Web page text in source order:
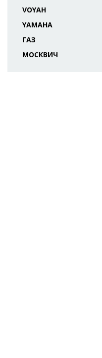
VOYAH
YAMAHA
ГАЗ
МОСКВИЧ